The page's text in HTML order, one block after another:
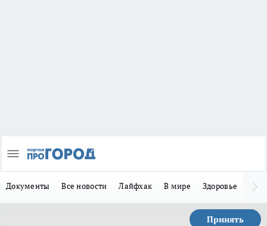
Документы Все новости Лайфхак В мире Здоровье
Принять